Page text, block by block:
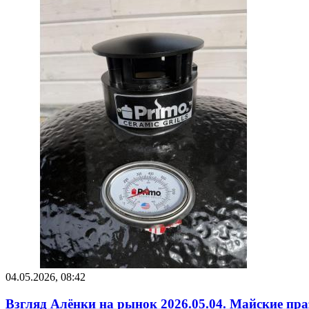
04.05.2026, 08:42
Взгляд Алёнки на рынок 2026.05.04. Майские